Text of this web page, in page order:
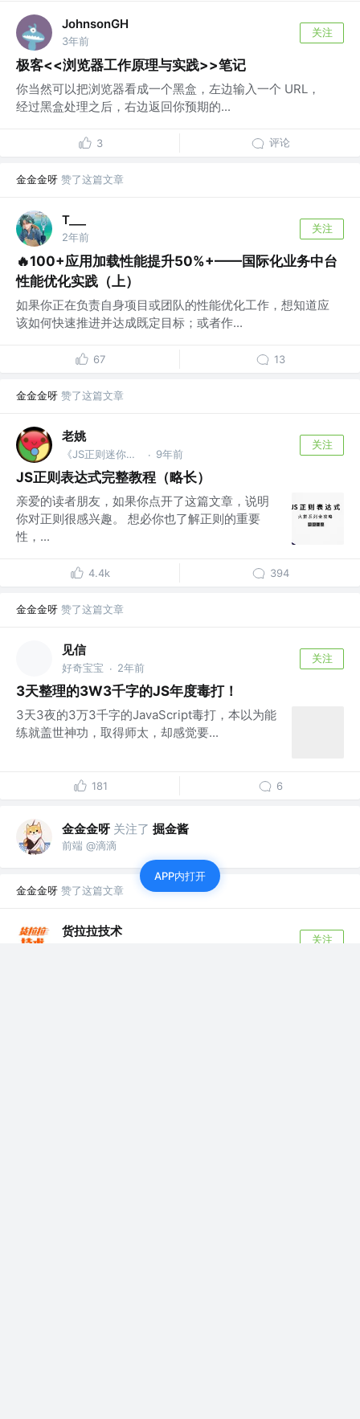
JohnsonGH
3年前
关注
极客<<浏览器工作原理与实践>>笔记
你当然可以把浏览器看成一个黑盒，左边输入一个 URL，
经过黑盒处理之后，右边返回你预期的...
3 评论
金金金呀 赞了这篇文章
T___
2年前
关注
🔥100+应用加载性能提升50%+——国际化业务中台
性能优化实践（上）
如果你正在负责自身项目或团队的性能优化工作，想知道应
该如何快速推进并达成既定目标；或者作...
67 13
金金金呀 赞了这篇文章
老姚
《JS正则迷你书》作者 · 9年前
关注
JS正则表达式完整教程（略长）
亲爱的读者朋友，如果你点开了这篇文章，说明
你对正则很感兴趣。 想必你也了解正则的重要
性，...
4.4k 394
金金金呀 赞了这篇文章
见信
好奇宝宝 · 2年前
关注
3天整理的3W3千字的JS年度毒打！
3天3夜的3万3千字的JavaScript毒打，本以为能
练就盖世神功，取得师太，却感觉要...
181 6
金金金呀 关注了 掘金酱
前端 @滴滴
金金金呀 赞了这篇文章
货拉拉技术
关注
APP内打开